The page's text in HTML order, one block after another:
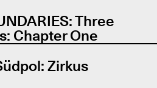
Three
Chapter One
Zirkus